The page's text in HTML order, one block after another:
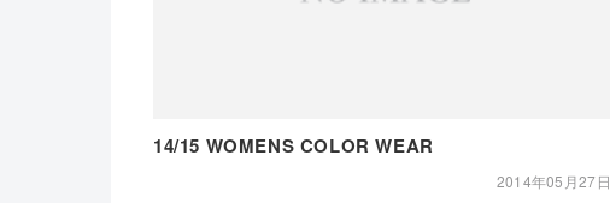
14/15 WOMENS COLOR WEAR
2014年05月27日